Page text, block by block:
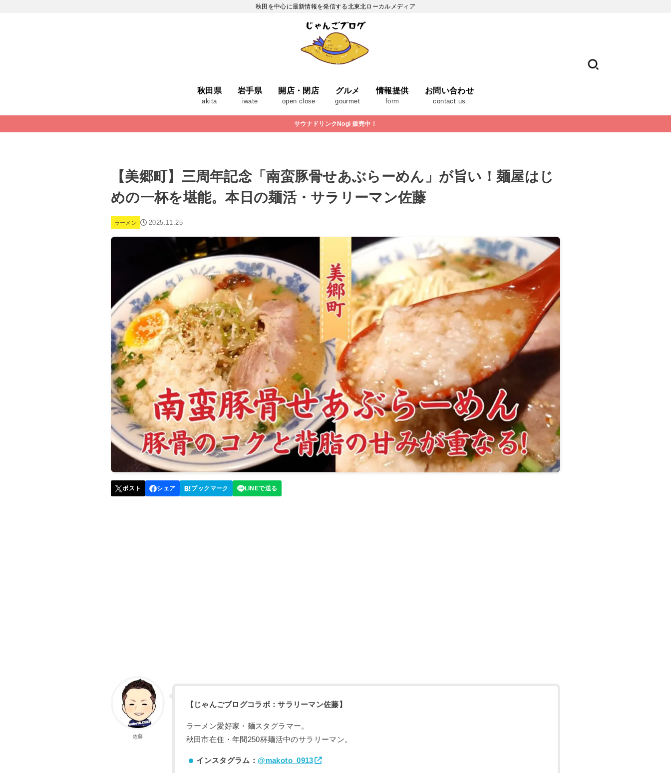
秋田を中心に最新情報を発信する北東北ローカルメディア
秋田県
akita
岩手県
iwate
開店・閉店
open close
グルメ
gourmet
情報提供
form
お問い合わせ
contact us
サウナドリンクNogi 販売中！
【美郷町】三周年記念「南蛮豚骨せあぶらーめん」が旨い！麺屋はじ
めの一杯を堪能。本日の麺活・サラリーマン佐藤
ラーメン 2025.11.25
佐藤
【じゃんごブログコラボ：サラリーマン佐藤】
ラーメン愛好家・麺スタグラマー。
秋田市在住・年間250杯麺活中のサラリーマン。
インスタグラム：@makoto_0913